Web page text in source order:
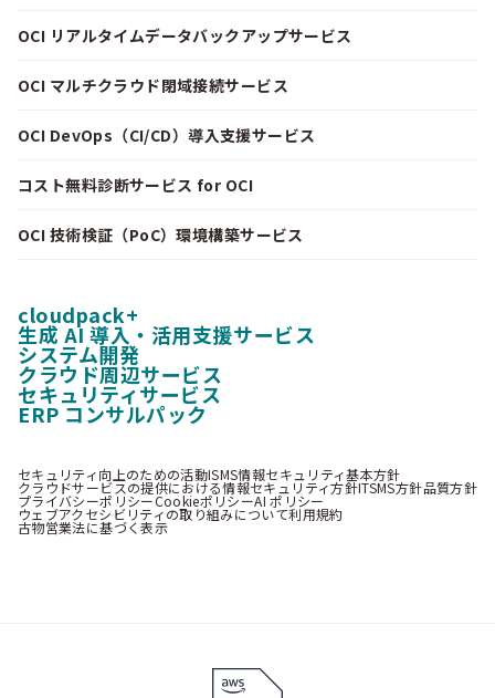
OCI リアルタイムデータバックアップサービス
OCI マルチクラウド閉域接続サービス
OCI DevOps（CI/CD）導入支援サービス
コスト無料診断サービス for OCI
OCI 技術検証（PoC）環境構築サービス
cloudpack+
生成 AI 導入・活用支援サービス
システム開発
クラウド周辺サービス
セキュリティサービス
ERP コンサルパック
セキュリティ向上のための活動ISMS情報セキュリティ基本方針
クラウドサービスの提供における情報セキュリティ方針ITSMS方針品質方針
プライバシーポリシーCookieポリシーAI ポリシー
ウェブアクセシビリティの取り組みについて利用規約
古物営業法に基づく表示